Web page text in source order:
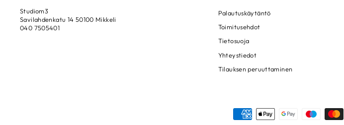
Studiom3
Savilahdenkatu 14 50100 Mikkeli
040 7505401
Palautuskäytäntö
Toimitusehdot
Tietosuoja
Yhteystiedot
Tilauksen peruuttaminen